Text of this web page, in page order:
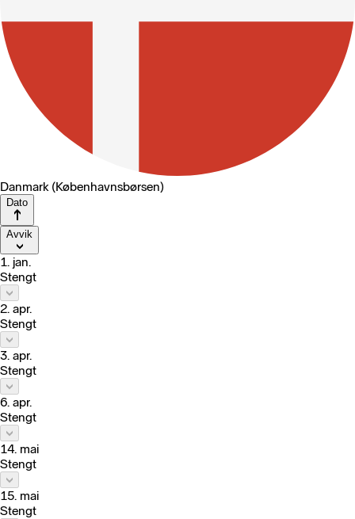
Danmark (Københavnsbørsen)
Dato
Avvik
1. jan.
Stengt
2. apr.
Stengt
3. apr.
Stengt
6. apr.
Stengt
14. mai
Stengt
15. mai
Stengt